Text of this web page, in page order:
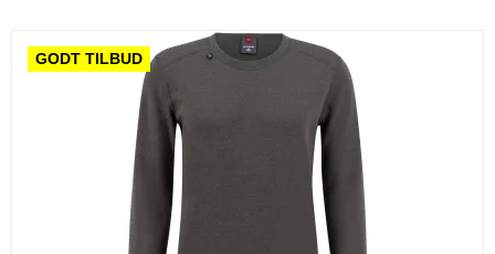
GODT TILBUD